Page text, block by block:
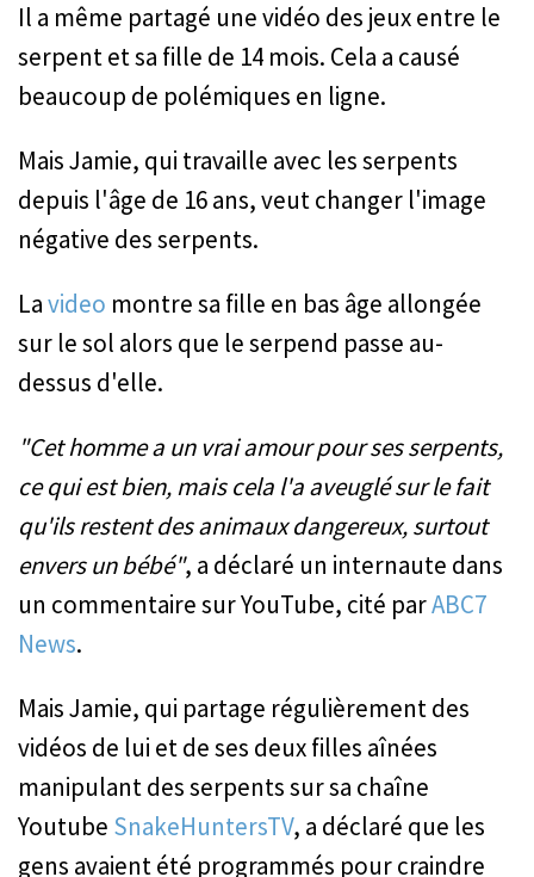
Il a même partagé une vidéo des jeux entre le
serpent et sa fille de 14 mois. Cela a causé
beaucoup de polémiques en ligne.
Mais Jamie, qui travaille avec les serpents
depuis l'âge de 16 ans, veut changer l'image
négative des serpents.
Lavideo montre sa fille en bas âge allongée
sur le sol alors que le serpend passe au-
dessus d'elle.
"Cet homme a un vrai amour pour ses serpents,
ce qui est bien, mais cela l'a aveuglé sur le fait
qu'ils restent des animaux dangereux, surtout
envers un bébé", a déclaré un internaute dans
un commentaire sur YouTube, cité parABC7
News.
Mais Jamie, qui partage régulièrement des
vidéos de lui et de ses deux filles aînées
manipulant des serpents sur sa chaîne
Youtube SnakeHuntersTV, a déclaré que les
gens avaient été programmés pour craindre